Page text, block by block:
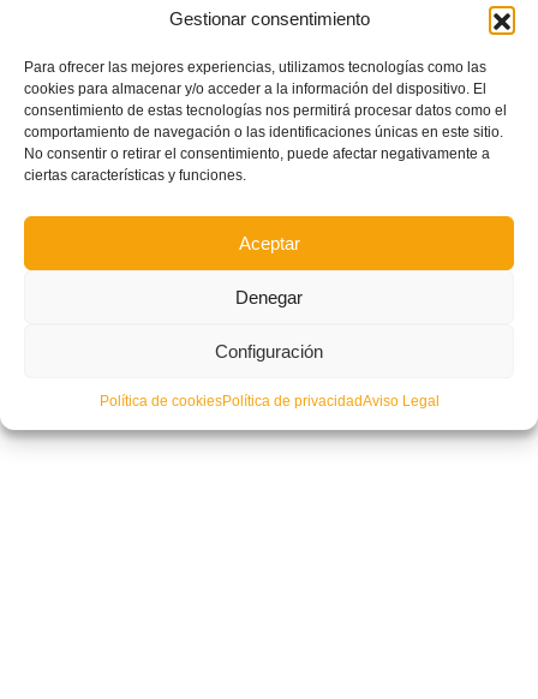
Gestionar consentimiento
Para ofrecer las mejores experiencias, utilizamos tecnologías como las
cookies para almacenar y/o acceder a la información del dispositivo. El
consentimiento de estas tecnologías nos permitirá procesar datos como el
comportamiento de navegación o las identificaciones únicas en este sitio.
No consentir o retirar el consentimiento, puede afectar negativamente a
ciertas características y funciones.
Aceptar
Denegar
Configuración
Política de cookiesPolítica de privacidadAviso Legal
| FUTSAL | Tercera eliminatoria de Copa del Rey para Peñíscola, Alzira,